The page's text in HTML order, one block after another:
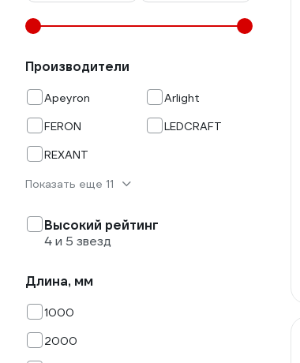
Производители
Apeyron
Arlight
FERON
LEDCRAFT
REXANT
Показать еще 11
Высокий рейтинг
4 и 5 звезд
Длина, мм
1000
2000